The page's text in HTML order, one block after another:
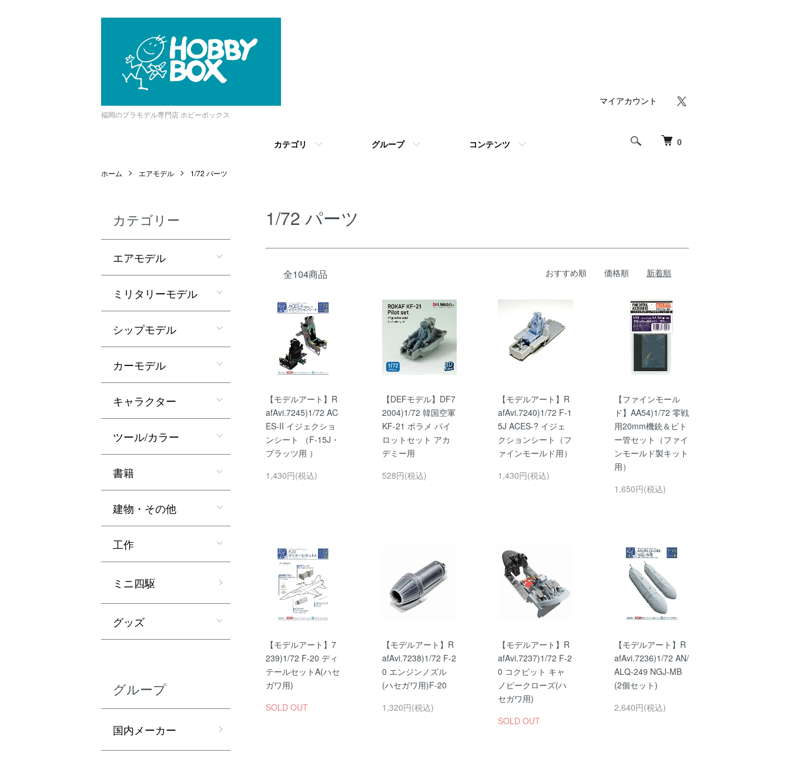
福岡のプラモデル専門店 ホビーボックス
0
カテゴリ グループ コンテンツ
マイアカウント
ホーム エアモデル 1/72 パーツ
1/72 パーツ
全104商品 おすすめ順 価格順 新着順
【モデルアート】R
afAvi.7245)1/72 AC
ES-II イジェクショ
ンシート （F-15J・
プラッツ用 ）
1,430円(税込)
【DEFモデル】DF7
2004)1/72 韓国空軍
KF-21 ポラメ パイ
ロットセット アカ
デミー用
528円(税込)
【モデルアート】R
afAvi.7240)1/72 F-1
5J ACES-? イジェ
クションシート（フ
ァインモールド用）
1,430円(税込)
【ファインモール
ド】AA54)1/72 零戦
用20mm機銃＆ピト
ー管セット（ファイ
ンモールド製キット
用）
1,650円(税込)
【モデルアート】7
239)1/72 F-20 ディ
テールセットA(ハセ
ガワ用)
SOLD OUT
【モデルアート】R
afAvi.7238)1/72 F-2
0 エンジンノズル
(ハセガワ用)F-20
1,320円(税込)
【モデルアート】R
afAvi.7237)1/72 F-2
0 コクピット キャ
ノピークローズ(ハ
セガワ用)
SOLD OUT
【モデルアート】R
afAvi.7236)1/72 AN/
ALQ-249 NGJ-MB
(2個セット)
2,640円(税込)
カテゴリー
エアモデル
ミリタリーモデル
シップモデル
カーモデル
キャラクター
ツール/カラー
書籍
建物・その他
工作
ミニ四駆
グッズ
グループ
国内メーカー